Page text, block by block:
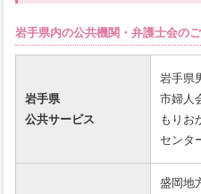
岩手県内の公共機関・弁護士会の
岩手県
公共サービス
岩手県
市婦人
もりお
センタ
盛岡地